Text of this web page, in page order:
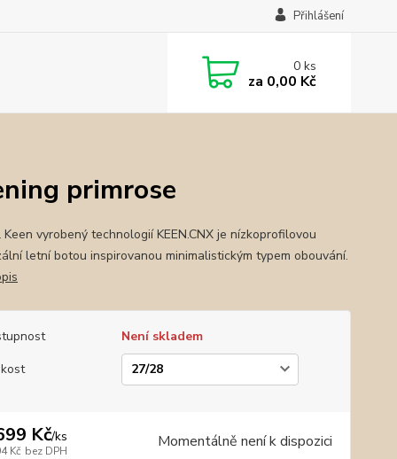
Přihlášení
0ks
za 0,00 Kč
primrose
vyrobený technologií KEEN.CNX je nízkoprofilovou
letní botou inspirovanou minimalistickým typem obouvání.
Není skladem
Kč/ks
Kč bez DPH Momentálně není k dispozici